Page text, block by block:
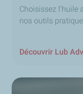
Choisissez l’huile
nos outils
Découvrir Lub